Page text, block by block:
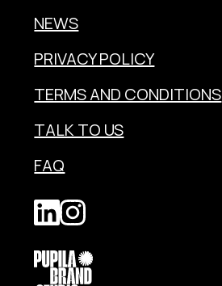
NEWS
PRIVACY POLICY
TERMS AND CONDITIONS
TALK TO US
FAQ